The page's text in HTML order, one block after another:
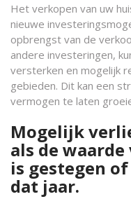
Het verkopen van uw
nieuwe
opbrengst van de
andere investeringen,
versterken en mogelijk
gebieden. Dit kan een
vermogen te laten
Mogelijk
als de
is gestegen
dat jaar.